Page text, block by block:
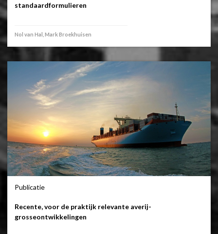
standaardformulieren
Nol van Hal, Mark Broekhuisen
Publicatie
Recente, voor de praktijk relevante averij-
grosseontwikkelingen